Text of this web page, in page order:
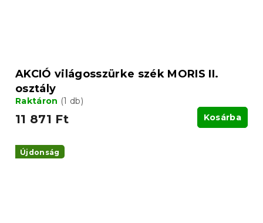
AKCIÓ világosszürke szék MORIS II.
osztály
Raktáron (1 db)
11 871 Ft Kosárba
Újdonság